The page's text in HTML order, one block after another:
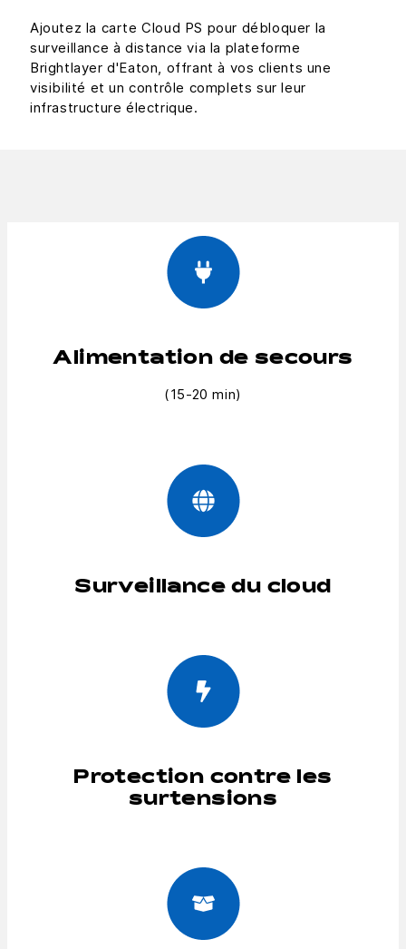
Ajoutez la carte Cloud PS pour débloquer la
surveillance à distance via la plateforme
Brightlayer d'Eaton, offrant à vos clients une
visibilité et un contrôle complets sur leur
infrastructure électrique.
Alimentation de secours
(15-20 min)
Surveillance du cloud
Protection contre les
surtensions